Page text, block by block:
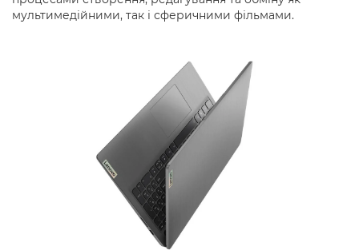
мультимедійними, так і сферичними фільмами.